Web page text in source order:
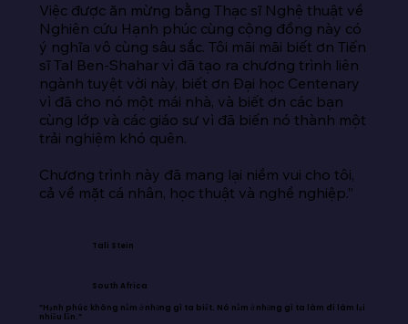
Việc được ăn mừng bằng Thạc sĩ Nghệ thuật về
Nghiên cứu Hạnh phúc cùng cộng đồng này có
ý nghĩa vô cùng sâu sắc. Tôi mãi mãi biết ơn Tiến
sĩ Tal Ben-Shahar vì đã tạo ra chương trình liên
ngành tuyệt vời này, biết ơn Đại học Centenary
vì đã cho nó một mái nhà, và biết ơn các bạn
cùng lớp và các giáo sư vì đã biến nó thành một
trải nghiệm khó quên.
Chương trình này đã mang lại niềm vui cho tôi,
cả về mặt cá nhân, học thuật và nghề nghiệp.”
Tali Stein
South Africa
“Hạnh phúc không nằm ở những gì ta biết. Nó nằm ở những gì ta làm đi làm lại
nhiều lần.”